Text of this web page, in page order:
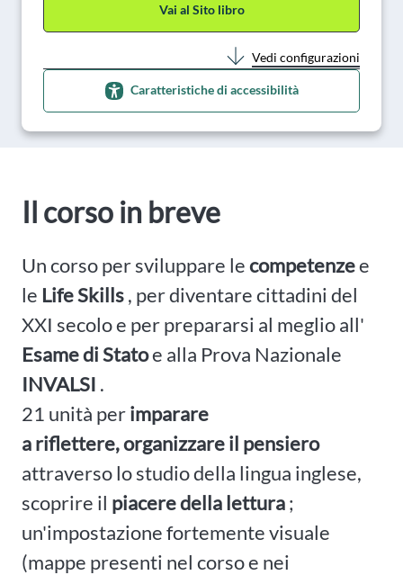
Vai al Sito libro
Vedi configurazioni
Caratteristiche di accessibilità
Il corso in breve
Un corso per sviluppare lecompetenzee
le Life Skills, per diventare cittadini del
XXI secolo e per prepararsi al meglio all'
Esame di Statoe alla Prova Nazionale
INVALSI .
21 unità perimparare
a riflettere, organizzare il pensiero
attraverso lo studio della lingua inglese,
scoprire il piacere della lettura;
un'impostazione fortemente visuale
(mappe presenti nel corso e nei